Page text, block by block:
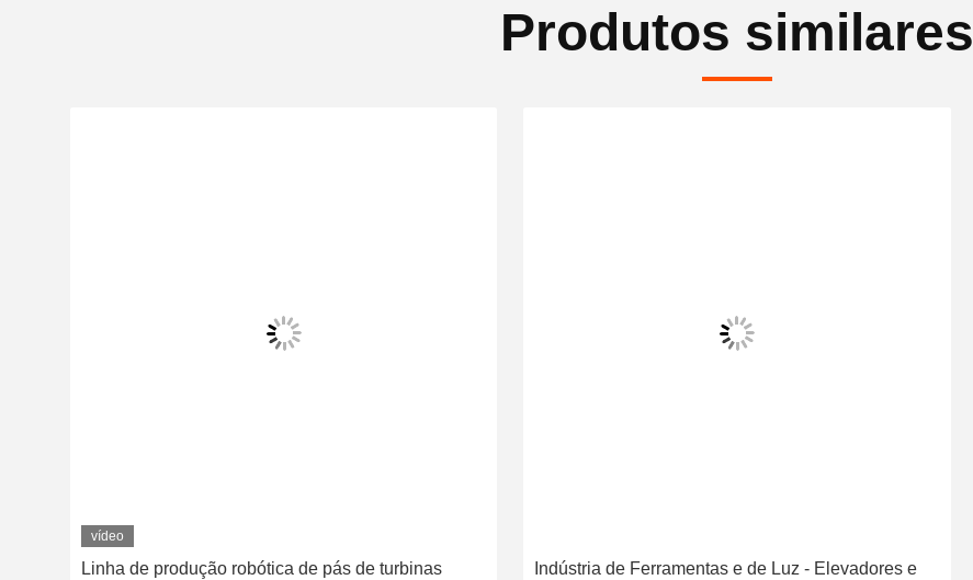
Produtos similares
vídeo
Linha de produção robótica de pás de turbinas
Indústria de Ferramentas e de Luz - Elevadores e